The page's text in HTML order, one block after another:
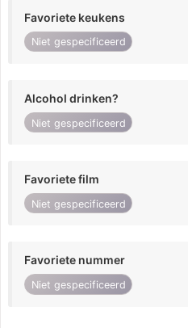
Favoriete keukens
Niet gespecificeerd
Alcohol drinken?
Niet gespecificeerd
Favoriete film
Niet gespecificeerd
Favoriete nummer
Niet gespecificeerd